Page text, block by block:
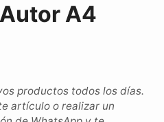
A4
productos todos los días.
artículo o realizar un